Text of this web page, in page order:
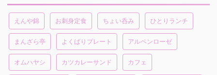
えんや錦 お刺身定食 ちょい呑み ひとりランチ
まんざら亭 よくばりプレート アルペンローゼ
オムハヤシ カツカレーサンド カフェ